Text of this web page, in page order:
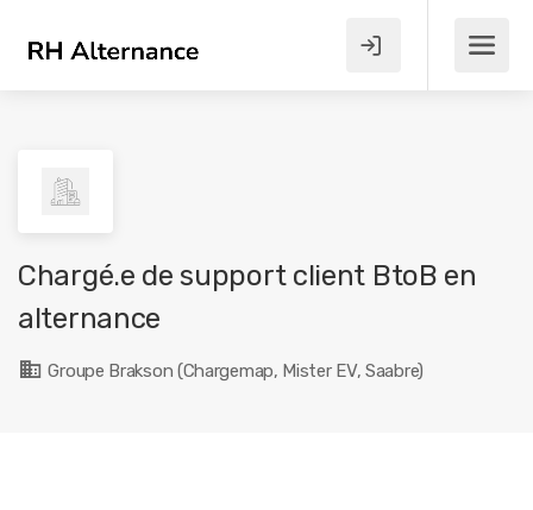
Chargé.e de support client BtoB en
alternance
Groupe Brakson (Chargemap, Mister EV, Saabre)